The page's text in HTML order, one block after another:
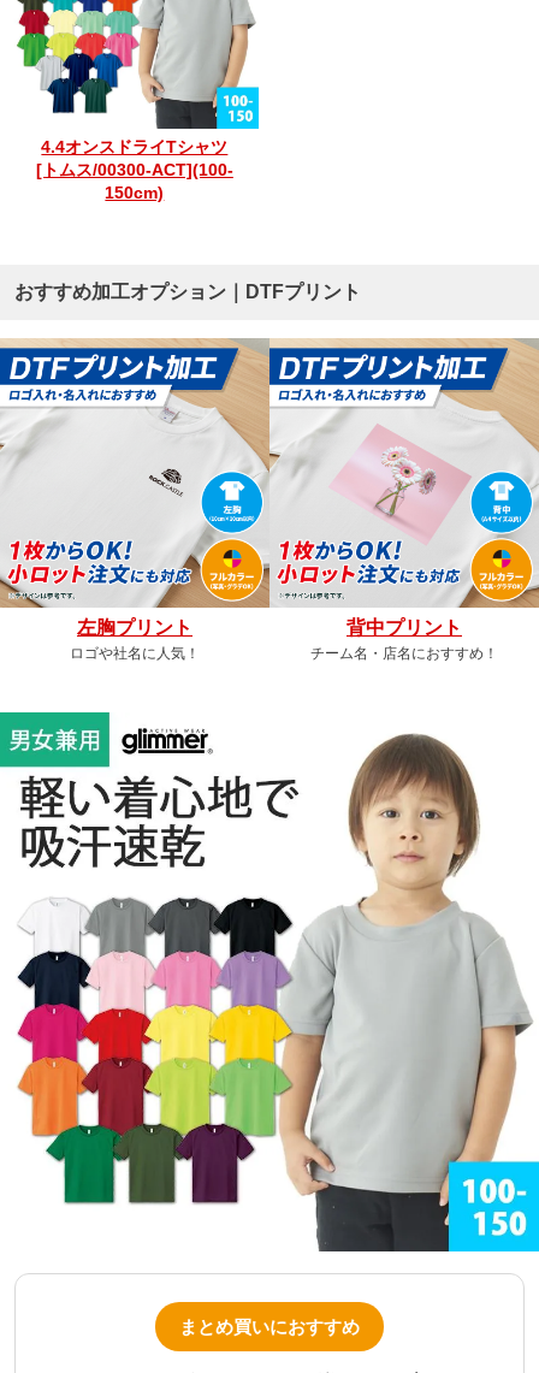
4.4オンスドライTシャツ
[トムス/00300-ACT](100-
150cm)
おすすめ加工オプション｜DTFプリント
左胸プリント
ロゴや社名に人気！
背中プリント
チーム名・店名におすすめ！
まとめ買いにおすすめ